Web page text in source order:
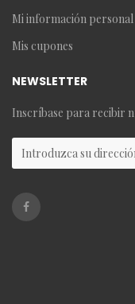
Mi información personal
Mis cupones
NEWSLETTER
Inscríbase para recibir